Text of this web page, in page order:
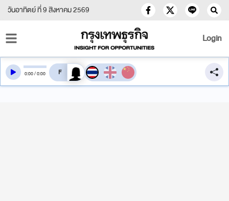
วันอาทิตย์ ที่ 9 สิงหาคม 2569
Login
0:00/0:00 สลับเสียงอ่าน